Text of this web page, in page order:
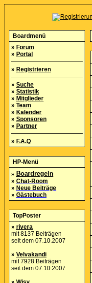
Boardmenü
» Forum
» Portal
» Registrieren
» Suche
» Statistik
» Mitglieder
» Team
» Kalender
» Sponsoren
» Partner
» F.A.Q
HP-Menü
» Boardregeln
» Chat-Room
» Neue Beiträge
» Gästebuch
TopPoster
» rivera
mit 8137 Beiträgen
seit dem 07.10.2007
» Velvakandi
mit 7928 Beiträgen
seit dem 07.10.2007